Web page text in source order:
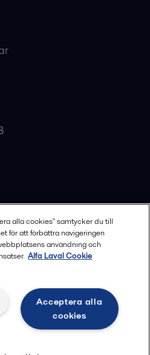
Legal terms and conditions
guidelines
alla cookies" samtycker du till
för att förbättra navigeringen
användning och
Alfa Laval Cookie
Acceptera alla
cookies